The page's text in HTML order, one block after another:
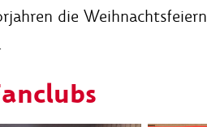
die Weihnachtsfeiern